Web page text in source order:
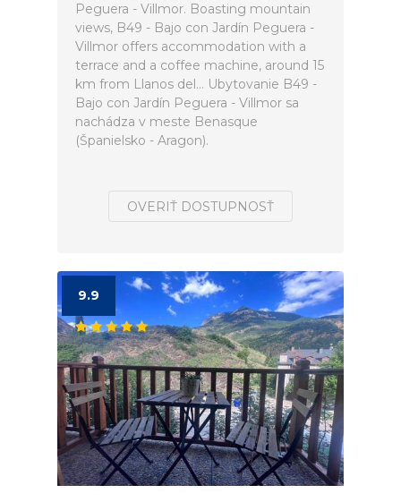
Peguera - Villmor. Boasting mountain
views, B49 - Bajo con Jardín Peguera -
Villmor offers accommodation with a
terrace and a coffee machine, around 15
km from Llanos del... Ubytovanie B49 -
Bajo con Jardín Peguera - Villmor sa
nachádza v meste Benasque
(Španielsko - Aragon).
OVERIŤ DOSTUPNOSŤ
9.9